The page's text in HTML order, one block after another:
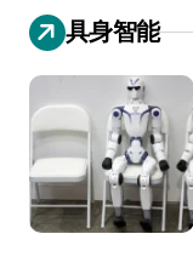
具身智能